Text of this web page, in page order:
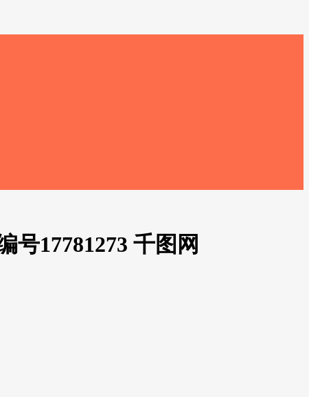
号17781273 千图网